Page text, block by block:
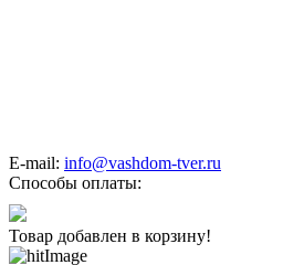
E-mail: info@vashdom-tver.ru
Способы оплаты:
Товар добавлен в корзину!